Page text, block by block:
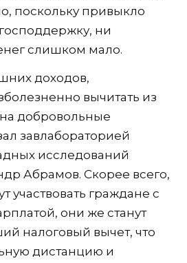
поскольку привыкло
ни
слишком мало.
доходов,
вычитать из
добровольные
завлабораторией
исследований
Абрамов. Скорее всего,
участвовать граждане с
они же станут
налоговый вычет, что
дистанцию и